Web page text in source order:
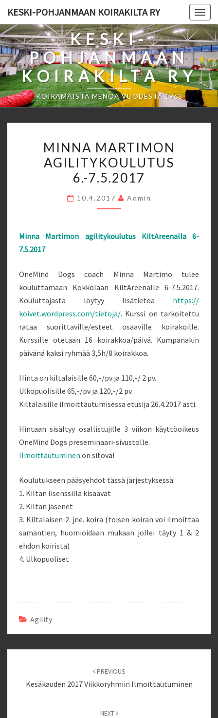
content
KESKI-POHJANMAAN KOIRAKILTA RY
KESKI-
POHJANMAAN
KOIRAKILTA RY
KOIRAMAISTA MENOA VUODESTA 1963
MARTIMON
AGILITYKOULUTUS
6.-7.5.2017
MINNA MARTIMON
AGILITYKOULUTUS
6.-7.5.2017
10.4.2017 Admin
Minna Martimon agilitykoulutus KiltAreenalla 6-
7.5.2017
OneMind Dogs coach Minna Martimo tulee
kouluttamaan Kokkolaan KiltAreenalle 6-7.5.2017.
Kouluttajasta löytyy lisätietoa https://
koivet.wordpress.com/tietoja/. Kurssi on tarkoitettu
rataa suorittaville/esteet osaaville koirakoille.
Kurssille otetaan 16 koirakkoa/päivä. Kumpanakin
päivänä kaksi ryhmää 3,5h/8 koirakkoa.
Hinta on kiltalaisille 60,-/pv ja 110,-/ 2 pv.
Ulkopuolisille 65,-/pv ja 120,-/2 pv.
Kiltalaisille ilmoittautumisessa etusija 26.4.2017 asti.
Hintaan sisältyy osallistujille 3 viikon käyttöoikeus
OneMind Dogs preseminaari-sivustolle.
Ilmoittautuminen on sitova!
Koulutukseen pääsyehdot tässä järjestyksessä:
1. Kiltan lisenssillä kisaavat
2. Kiltan jäsenet
3. Kiltalaisen 2. jne. koira (toisen koiran voi ilmoittaa
samantien, huomioidaan mukaan jollei täyty 1 & 2
ehdon koirista)
4. Ulkopuoliset
Agility
PREVIOUS
Kesäkauden 2017 Viikkoryhmiin Ilmoittautuminen
NEXT